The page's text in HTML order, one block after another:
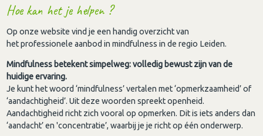
Hoe kan het je helpen ?
Op onze website vind je een handig overzicht van
het professionele aanbod in mindfulness in de regio Leiden.
Mindfulness betekent simpelweg: volledig bewust zijn van de
huidige ervaring.
Je kunt het woord ‘mindfulness’ vertalen met ‘opmerkzaamheid’ of
‘aandachtigheid’. Uit deze woorden spreekt openheid.
Aandachtigheid richt zich vooral op opmerken. Dit is iets anders dan
‘aandacht’ en 'concentratie’, waarbij je je richt op één onderwerp.